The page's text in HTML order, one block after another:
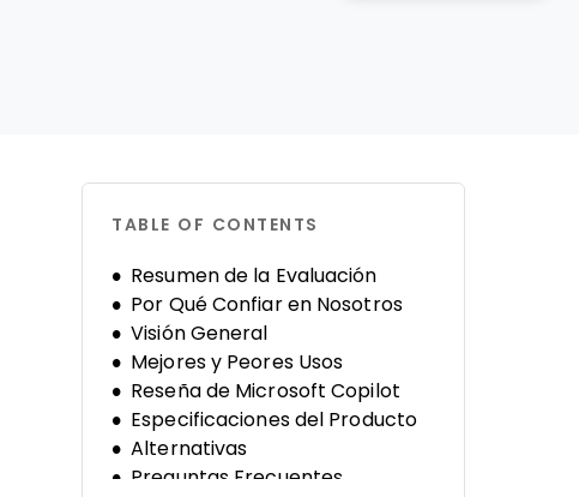
TABLE OF CONTENTS
Resumen de la Evaluación
Por Qué Confiar en Nosotros
Visión General
Mejores y Peores Usos
Reseña de Microsoft Copilot
Especificaciones del Producto
Alternativas
Preguntas Frecuentes